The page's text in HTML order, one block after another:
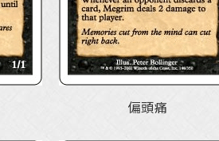
偏頭痛